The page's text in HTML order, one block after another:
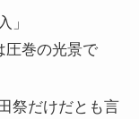
」
圧巻の光景で
祭だけだとも言